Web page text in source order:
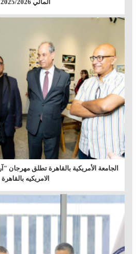
المالي 2025/2026
الجامعة الأمريكية بالقاهرة تطلق مهرجان
الامريكيه بالقاهرة